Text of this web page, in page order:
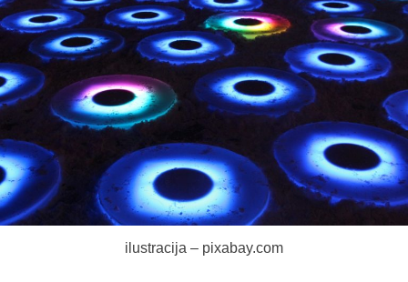
ilustracija – pixabay.com